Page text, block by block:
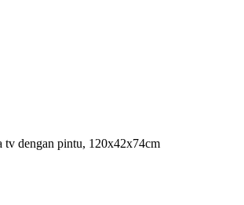
dengan pintu, 120x42x74cm